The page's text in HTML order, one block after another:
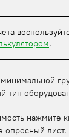
.
тип
нажмите
опросный